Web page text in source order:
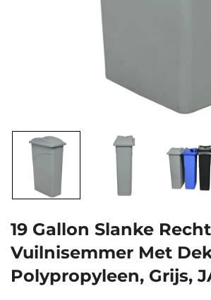
19 Gallon Slanke
Vuilnisemmer Met
Polypropyleen, Grijs,